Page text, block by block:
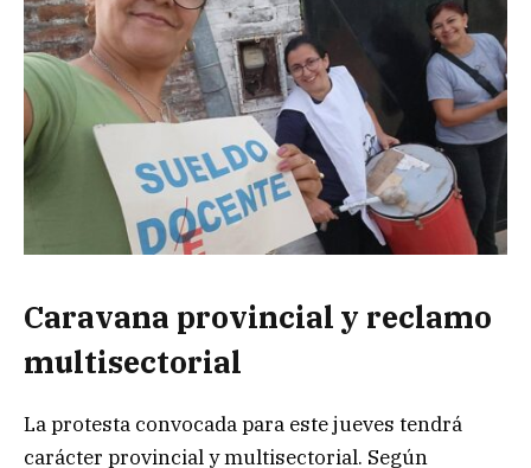
Caravana provincial y reclamo
multisectorial
La protesta convocada para este jueves tendrá
carácter provincial y multisectorial. Según